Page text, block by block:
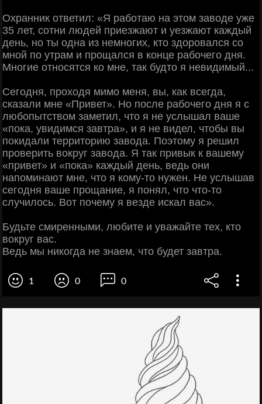
Охранник ответил: «Я работаю на этом заводе уже
35 лет, сотни людей приезжают и уезжают каждый
день, но ты одна из немногих, кто здоровался со
мной по утрам и прощался в конце рабочего дня.
Многие относятся ко мне, так будто я невидимый...
Сегодня, проходя мимо меня, вы, как всегда,
сказали мне «Привет». Но после рабочего дня я с
любопытством заметил, что я не услышал ваше
«пока, увидимся завтра», и я не видел, чтобы вы
покидали территорию завода. Поэтому я решил
проверить вокруг завода. Я так привык к вашему
«привет» и «пока» каждый день, ведь они
напоминают мне, что я кому-то нужен. Не услышав
сегодня ваше прощание, я понял, что что-то
случилось. Вот почему я везде искал вас».
Будьте смиренными, любите и уважайте тех, кто
вокруг вас.
Ведь мы никогда не знаем, что будет завтра.
1 0 0